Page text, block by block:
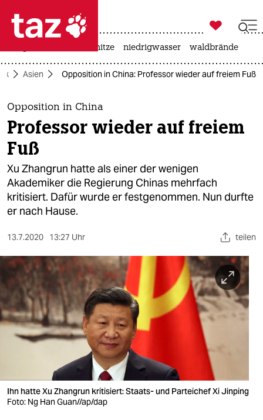
 taz zahl ich
taz zahl ich
themen
politik
öko
gesellschaft
kultur
sport
berlin
nord
wahrheit
verlag
veranstaltungen

taz zahl ich
hitze niedrigwasser waldbrände
Asien Opposition in China: Professor wieder auf freiem Fuß
Opposition in China
Professor wieder auf freiem
Fuß
Xu Zhangrun hatte als einer der wenigen
Akademiker die Regierung Chinas mehrfach
kritisiert. Dafür wurde er festgenommen. Nun durfte
er nach Hause.
13.7.2020 13:27 Uhr teilen
Ihn hatte Xu Zhangrun kritisiert: Staats- und Parteichef Xi Jinping
Foto: Ng Han Guan//ap/dap